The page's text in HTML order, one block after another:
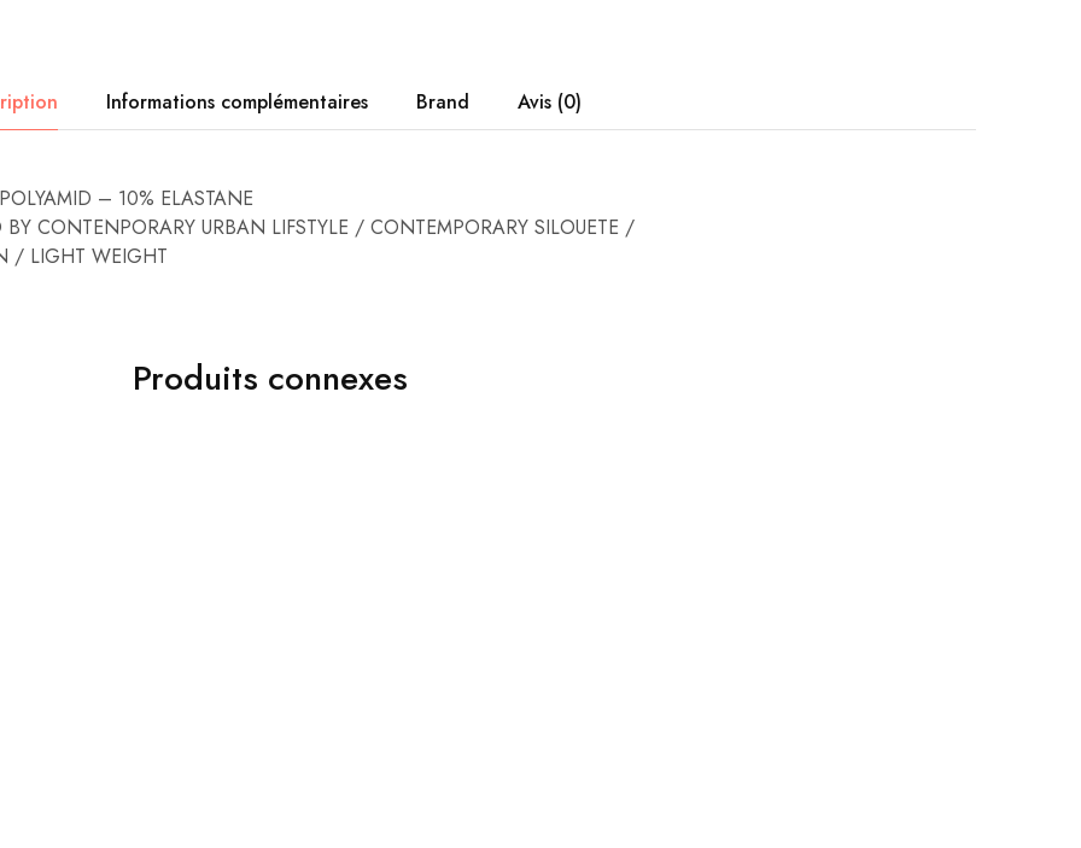
Informations complémentaires Brand Avis (0)
– 10% ELASTANE
CONTENPORARY URBAN LIFSTYLE / CONTEMPORARY SILOUETE /
/ LIGHT WEIGHT
Produits connexes